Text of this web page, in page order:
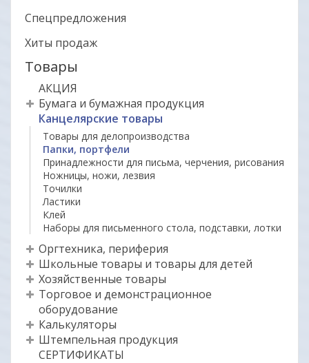
Спецпредложения
Хиты продаж
Товары
АКЦИЯ
Бумага и бумажная продукция
Канцелярские товары
Товары для делопроизводства
Папки, портфели
Принадлежности для письма, черчения, рисования
Ножницы, ножи, лезвия
Точилки
Ластики
Клей
Наборы для письменного стола, подставки, лотки
Оргтехника, периферия
Школьные товары и товары для детей
Хозяйственные товары
Торговое и демонстрационное
оборудование
Калькуляторы
Штемпельная продукция
СЕРТИФИКАТЫ